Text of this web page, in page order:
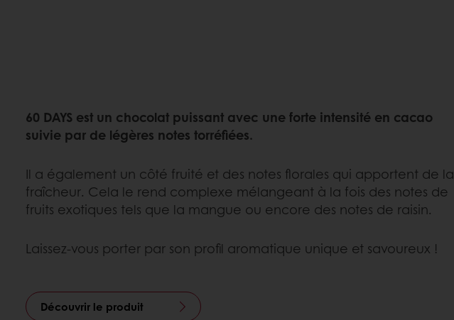
60 DAYS est un chocolat puissant avec une forte intensité en cacao
suivie par de légères notes torréfiées.
Il a également un côté fruité et des notes florales qui apportent de la
fraîcheur. Cela le rend complexe mélangeant à la fois des notes de
fruits exotiques tels que la mangue ou encore des notes de raisin.
Laissez-vous porter par son profil aromatique unique et savoureux !
Découvrir le produit